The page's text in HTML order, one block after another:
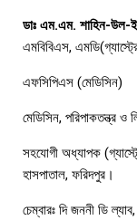
ডাঃ এম.এম. শাহিন-উল-
এমবিবিএস,
এফসিপিএস (মেডিসিন)
মেডিসিন, পরিপাকতন্ত্র ও
সহযোগী অধ্যাপক
হাসপাতাল, ফরিদপুর।
চেম্বারঃ দি জননী ডি